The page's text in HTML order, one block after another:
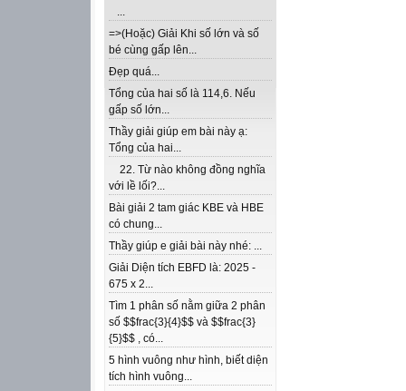
...
=>(Hoặc) Giải Khi số lớn và số
bé cùng gấp lên...
Đẹp quá...
Tổng của hai số là 114,6. Nếu
gấp số lớn...
Thầy giải giúp em bài này ạ:
Tổng của hai...
22. Từ nào không đồng nghĩa
với lề lối?...
Bài giải 2 tam giác KBE và HBE
có chung...
Thầy giúp e giải bài này nhé: ...
Giải Diện tích EBFD là: 2025 -
675 x 2...
Tìm 1 phân số nằm giữa 2 phân
số $$frac{3}{4}$$ và $$frac{3}
{5}$$ , có...
5 hình vuông như hình, biết diện
tích hình vuông...